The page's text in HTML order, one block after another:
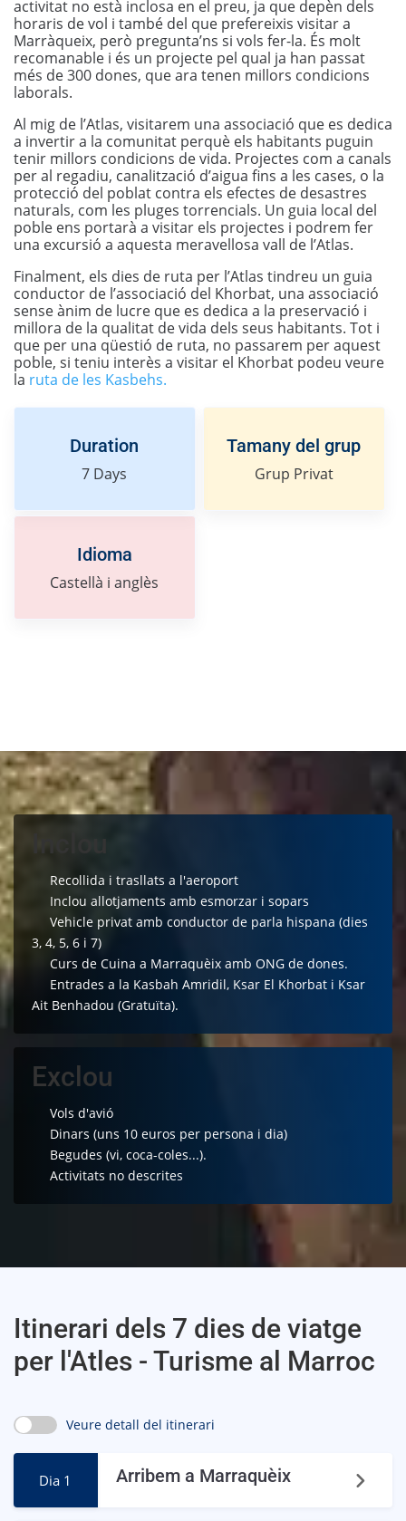
activitat no està inclosa en el preu, ja que depèn dels
horaris de vol i també del que prefereixis visitar a
Marràqueix, però pregunta’ns si vols fer-la. És molt
recomanable i és un projecte pel qual ja han passat
més de 300 dones, que ara tenen millors condicions
laborals.
Al mig de l’Atlas, visitarem una associació que es dedica
a invertir a la comunitat perquè els habitants puguin
tenir millors condicions de vida. Projectes com a canals
per al regadiu, canalització d’aigua fins a les cases, o la
protecció del poblat contra els efectes de desastres
naturals, com les pluges torrencials. Un guia local del
poble ens portarà a visitar els projectes i podrem fer
una excursió a aquesta meravellosa vall de l’Atlas.
Finalment, els dies de ruta per l’Atlas tindreu un guia
conductor de l’associació del Khorbat, una associació
sense ànim de lucre que es dedica a la preservació i
millora de la qualitat de vida dels seus habitants. Tot i
que per una qüestió de ruta, no passarem per aquest
poble, si teniu interès a visitar el Khorbat podeu veure
la ruta de les Kasbehs.
Duration
7 Days
Tamany del grup
Grup Privat
Idioma
Castellà i anglès
Recollida i trasllats a l'aeroport
Inclou allotjaments amb esmorzar i sopars
Vehicle privat amb conductor de parla hispana (dies
3, 4, 5, 6 i 7)
Curs de Cuina a Marraquèix amb ONG de dones.
Entrades a la Kasbah Amridil, Ksar El Khorbat i Ksar
Ait Benhadou (Gratuïta).
Exclou
Vols d'avió
Dinars (uns 10 euros per persona i dia)
Begudes (vi, coca-coles...).
Activitats no descrites
Itinerari dels 7 dies de viatge
per l'Atles - Turisme al Marroc
Veure detall del itinerari
Dia 1 Arribem a Marraquèix